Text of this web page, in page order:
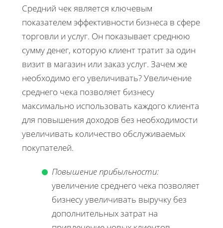
Средний чек является ключевым
показателем эффективности бизнеса в сфере
торговли и услуг. Он показывает среднюю
сумму денег, которую клиент тратит за один
визит в магазин или заказ услуг. Зачем же
необходимо его увеличивать? Увеличение
среднего чека позволяет бизнесу
максимально использовать каждого клиента
для повышения доходов без необходимости
увеличивать количество обслуживаемых
покупателей.
Повышение прибыльности:
увеличение среднего чека позволяет
бизнесу увеличивать выручку без
дополнительных затрат на